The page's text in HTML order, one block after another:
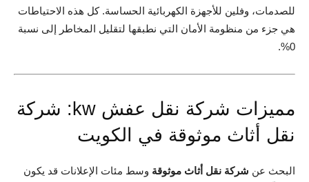
للصدمات، وفلين للأجهزة الكهربائية الحساسة. كل هذه الاحتياطات
هي جزء من منظومة الأمان التي نطبقها لتقليل المخاطر إلى نسبة
0%.
مميزات شركة نقل عفش kw: شركة
نقل أثاث موثوقة في الكويت
البحث عن شركة نقل أثاث موثوقة وسط مئات الإعلانات قد يكون